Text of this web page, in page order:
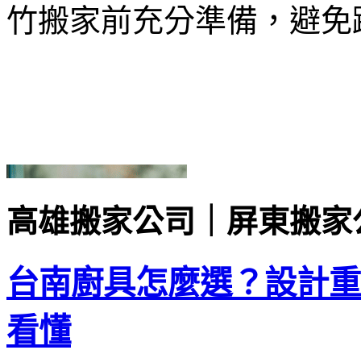
竹搬家前充分準備，避
高雄搬家公司｜屏東搬家
台南廚具怎麼選？設計
看懂